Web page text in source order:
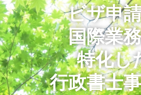
ビザ申
国際業
特化し
行政書士